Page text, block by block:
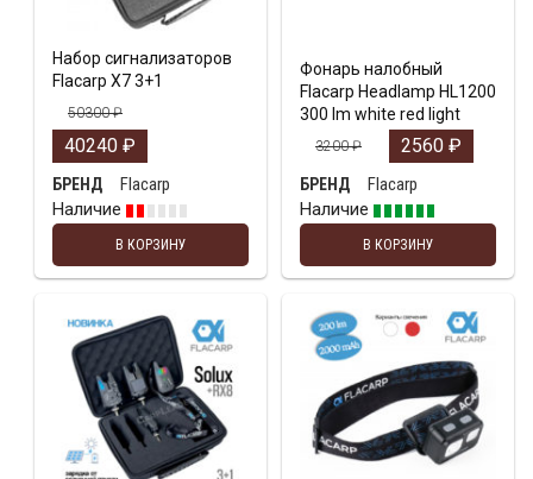
Набор сигнализаторов
Flacarp X7 3+1
50300₽
40240 ₽
БРЕНД
Flacarp
Наличие
В КОРЗИНУ
Фонарь налобный
Flacarp Headlamp HL1200
300 lm white red light
3200₽ 2560 ₽
БРЕНД
Flacarp
Наличие
В КОРЗИНУ